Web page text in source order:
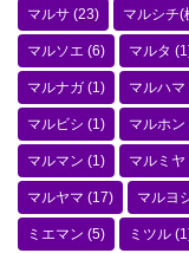
マルサ (23) マルシチ(
マルソエ (6) マルタ
マルナガ (1) マルハマ
マルビシ (1) マルホン
マルマン (1) マルミヤ
マルヤマ (17) マルヨ
ミエマン (5) ミツル